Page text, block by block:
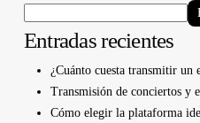
Entradas recientes
¿Cuánto cuesta transmitir un
Transmisión de conciertos y
Cómo elegir la plataforma